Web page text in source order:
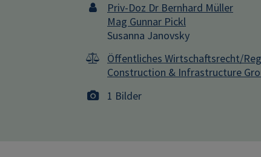
Priv-Doz Dr Bernhard Müller
Mag Gunnar Pickl
Susanna Janovsky
Öffentliches Wirtschaftsrecht/
Construction & Infrastructure
1 Bilder